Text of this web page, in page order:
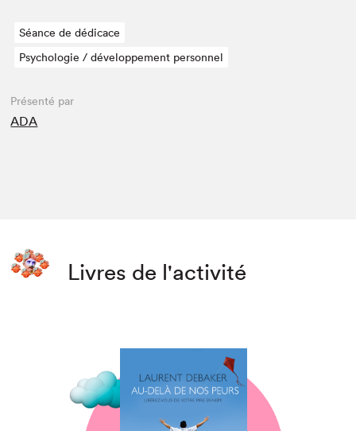
Séance de dédicace
Psychologie / développement personnel
Présenté par
ADA
Livres de l'activité